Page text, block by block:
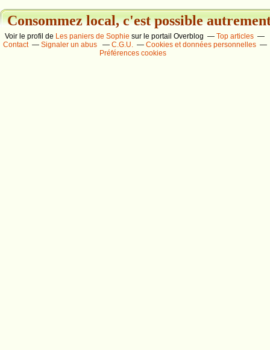
Consommez local, c'est possible
Voir le profil de Les paniers de Sophie sur le portail Overblog
Top articles
Contact
Signaler un abus C.G.U.
Cookies et données personnelles
Préférences cookies